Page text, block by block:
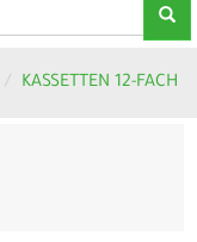
KASSETTEN 12-FACH